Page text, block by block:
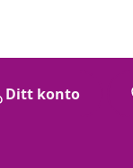
Ditt konto